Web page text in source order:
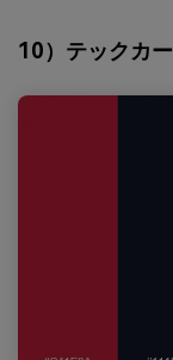
10）テックカ